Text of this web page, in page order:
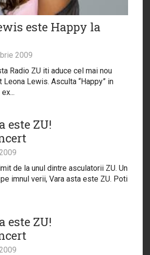
este Happy la
2009
Radio ZU iti aduce cel mai nou
Leona Lewis. Asculta “Happy” in
este ZU!
de la unul dintre asculatorii ZU. Un
imnul verii, Vara asta este ZU. Poti
este ZU!